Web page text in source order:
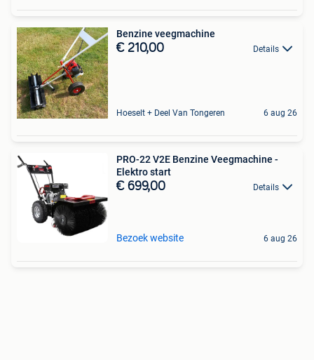
Benzine veegmachine
€ 210,00 Details
Hoeselt + Deel Van Tongeren 6 aug 26
PRO-22 V2E Benzine Veegmachine -
Elektro start
€ 699,00 Details
Bezoek website 6 aug 26